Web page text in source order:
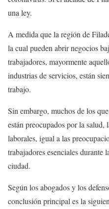
una ley.
A medida que la región de
la cual pueden abrir negocios
trabajadores, mayormente
industrias de servicios, están
trabajo.
Sin embargo, muchos de los
están preocupados por la
laborales, igual a las
trabajadores esenciales durante
ciudad.
Según los abogados y los
conclusión principal es la